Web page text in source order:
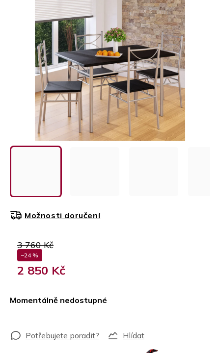
HVĚZDIČEK.
3 760 Kč
–24 %
2 850 Kč
Momentálně nedostupné
Možnosti doručení
Hlídat